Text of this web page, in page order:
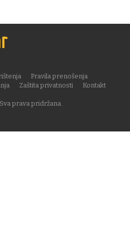
prava pridržana.
Pravila prenošenja
Zaštita privatnosti
Kontakt